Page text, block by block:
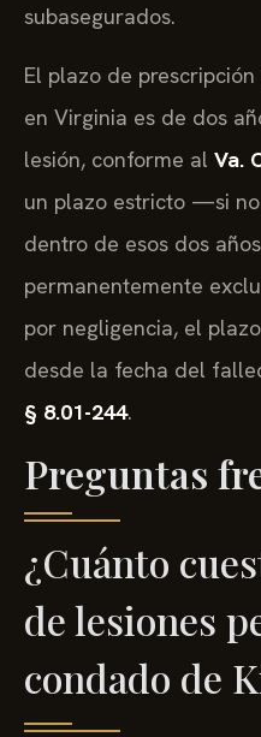
subasegurados.
El plazo de
en Virginia es de dos
lesión, conforme al Va.
un plazo estricto —si
dentro de esos dos
permanentemente
por negligencia, el
desde la fecha del
§ 8.01-244.
Preguntas
¿Cuánto
de lesiones
condado de